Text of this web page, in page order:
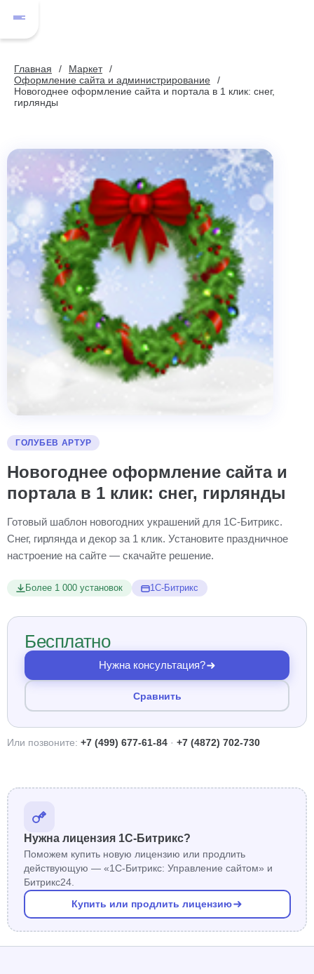
Главная
Маркет
Оформление сайта и администрирование
Новогоднее оформление сайта и портала в 1 клик: снег,
гирлянды
ГОЛУБЕВ АРТУР
Новогоднее оформление сайта и
портала в 1 клик: снег, гирлянды
Готовый шаблон новогодних украшений для 1С-Битрикс.
Снег, гирлянда и декор за 1 клик. Установите праздничное
настроение на сайте — скачайте решение.
Более 1 000 установок 1С-Битрикс
Бесплатно
Нужна консультация?
Сравнить
Или позвоните: +7 (499) 677-61-84 · +7 (4872) 702-730
Нужна лицензия 1С-Битрикс?
Поможем купить новую лицензию или продлить
действующую — «1С-Битрикс: Управление сайтом» и
Битрикс24.
Купить или продлить лицензию